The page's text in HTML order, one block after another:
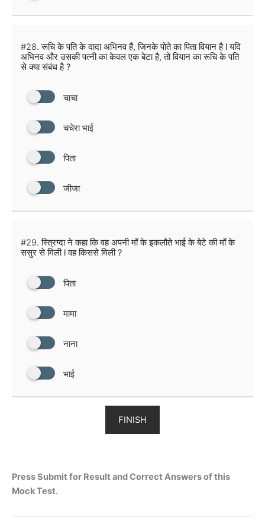
#28. रूचि के पति के दादा अभिनव हैं, जिनके पोते का पिता वियान है l यदि
अभिनव और उसकी पत्नी का केवल एक बेटा है, तो वियान का रूचि के पति
से क्या संबंध है ?
चाचा
चचेरा भाई
पिता
जीजा
#29. स्त्रिग्दा ने कहा कि वह अपनी माँ के इकलौते भाई के बेटे की माँ के
ससुर से मिली l वह किससे मिली ?
पिता
मामा
नाना
भाई
FINISH
Press Submit for Result and Correct Answers of this
Mock Test.